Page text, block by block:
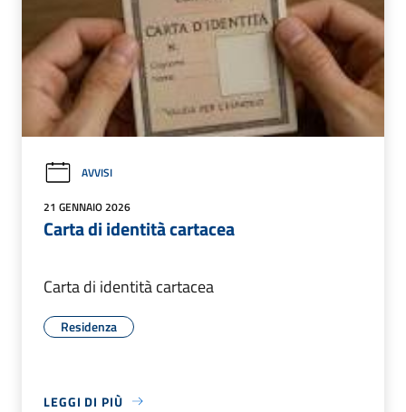
AVVISI
21 GENNAIO 2026
Carta di identità cartacea
Carta di identità cartacea
Residenza
LEGGI DI PIÙ